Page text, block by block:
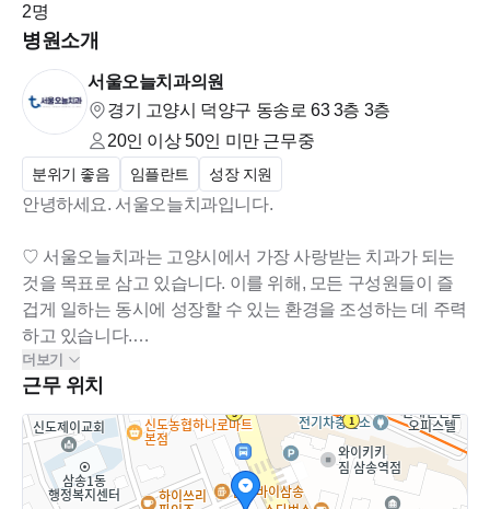
2명
병원소개
서울오늘치과의원
경기 고양시 덕양구 동송로 63 3층 3층
20인 이상 50인 미만근무중
분위기 좋음 임플란트 성장 지원
안녕하세요. 서울오늘치과입니다.
♡ 서울오늘치과는 고양시에서 가장 사랑받는 치과가 되는
것을 목표로 삼고 있습니다. 이를 위해, 모든 구성원들이 즐
겁게 일하는 동시에 성장할 수 있는 환경을 조성하는 데 주력
하고 있습니다.
♡ 우리 치과의 핵심 가치는 '환자 만족을 위한 치료 제공'입
니다. 이를 통해 환자들의 만족도를 높이고 의료진과 스텝의
직업 성취감도 향상시켜, 치과의 비전 달성에 한걸음 더 나아
가고자 노력하고 있습니다.
더보기
근무 위치